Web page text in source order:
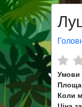
Умови
Коли